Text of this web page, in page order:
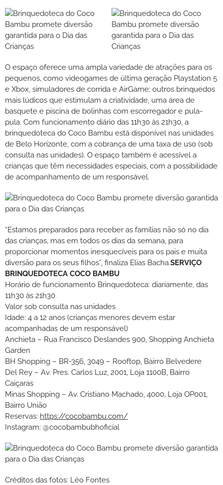
O espaço oferece uma ampla variedade de atrações para os
pequenos, como videogames de última geração Playstation 5
e Xbox, simuladores de corrida e AirGame; outros brinquedos
mais lúdicos que estimulam a criatividade, uma área de
basquete e piscina de bolinhas com escorregador e pula-
pula. Com funcionamento diário das 11h30 às 21h30, a
brinquedoteca do Coco Bambu está disponível nas unidades
de Belo Horizonte, com a cobrança de uma taxa de uso (sob
consulta nas unidades). O espaço também é acessível a
crianças que têm necessidades especiais, com a possibilidade
de acompanhamento de um responsável.
“Estamos preparados para receber as famílias não só no dia
das crianças, mas em todos os dias da semana, para
proporcionar momentos inesquecíveis para os pais e muita
diversão para os seus filhos”, finaliza Elias Bacha.SERVIÇO
BRINQUEDOTECA COCO BAMBU
Horário de funcionamento Brinquedoteca: diariamente, das
11h30 às 21h30
Valor sob consulta nas unidades
Idade: 4 a 12 anos (crianças menores devem estar
acompanhadas de um responsável)
Anchieta – Rua Francisco Deslandes 900, Shopping Anchieta
Garden
BH Shopping – BR-356, 3049 – Rooftop, Bairro Belvedere
Del Rey – Av. Pres. Carlos Luz, 2001, Loja 1100B, Bairro
Caiçaras
Minas Shopping – Av. Cristiano Machado, 4000, Loja OP001,
Bairro União
Reservas: https://cocobambu.com/
Instagram: @cocobambubhoficial
Créditos das fotos: Léo Fontes